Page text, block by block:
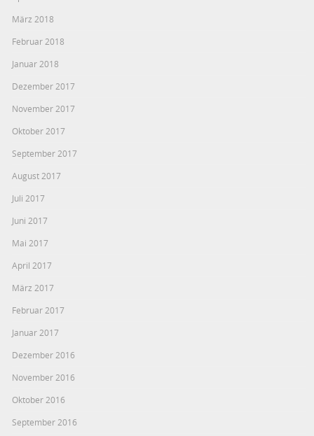
März 2018
Februar 2018
Januar 2018
Dezember 2017
November 2017
Oktober 2017
September 2017
August 2017
Juli 2017
Juni 2017
Mai 2017
April 2017
März 2017
Februar 2017
Januar 2017
Dezember 2016
November 2016
Oktober 2016
September 2016